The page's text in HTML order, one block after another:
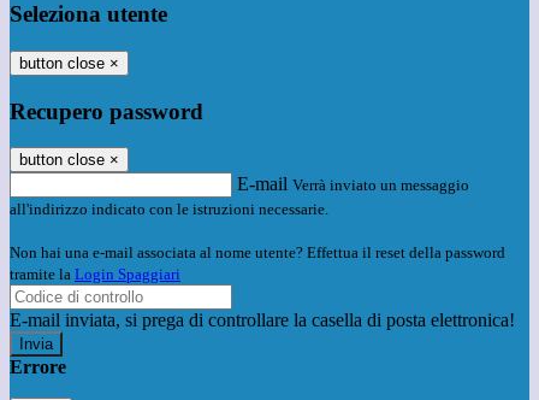
Seleziona utente
button close ×
Recupero password
button close ×
E-mail Verrà inviato un messaggio
all'indirizzo indicato con le istruzioni necessarie.
Non hai una e-mail associata al nome utente? Effettua il reset della password
tramite la Login Spaggiari
E-mail inviata, si prega di controllare la casella di posta elettronica!
Errore